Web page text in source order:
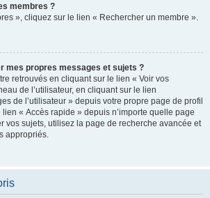
membres ?
», cliquez sur le lien « Rechercher un membre ».
mes propres messages et sujets ?
retrouvés en cliquant sur le lien « Voir vos
de l’utilisateur, en cliquant sur le lien
de l’utilisateur » depuis votre propre page de profil
« Accès rapide » depuis n’importe quelle page
vos sujets, utilisez la page de recherche avancée et
appropriés.